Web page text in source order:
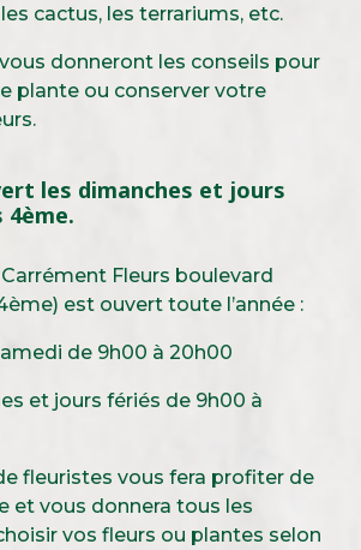
cactus, les terrariums, etc.
donneront les conseils pour
plante ou conserver votre
les dimanches et jours
4ème.
Fleurs boulevard
est ouvert toute l’année :
de 9h00 à 20h00
et jours fériés de 9h00 à
fleuristes vous fera profiter de
et vous donnera tous les
vos fleurs ou plantes selon